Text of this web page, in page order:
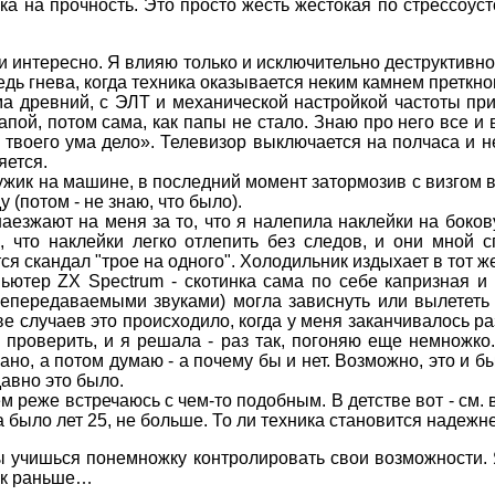
на прочность. Это просто жесть жестокая по
интересно. Я влияю только и исключительно
гнева, когда техника оказывается неким камнем
древний, с ЭЛТ и механической настройкой частоты
потом сама, как папы не стало. Знаю про него все и
ума дело». Телевизор выключается на полчаса и
на машине, в последний момент затормозив с визгом
(потом - не знаю, что было).
на меня за то, что я налепила наклейки на
что наклейки легко отлепить без следов, и они мной
скандал "трое на одного". Холодильник издыхает в тот
ZX Spectrum - скотинка сама по себе капризная
звуками) могла зависнуть или
это происходило, когда у меня заканчивалось
и я решала - раз так, погоняю еще
а потом думаю - а почему бы и нет. Возможно, это и
это было.
реже встречаюсь с чем-то подобным. В детстве вот -
лет 25, не больше. То ли техника становится
учишься понемножку контролировать свои
раньше…